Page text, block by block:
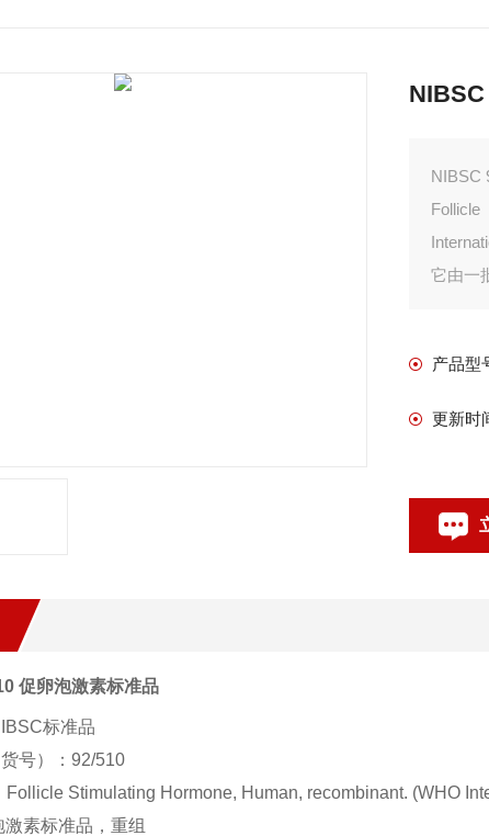
NIBSC
它由一
产品型
更新时
促卵泡激素标准品
标准品
号）：92/510
Follicle Stimulating Hormone, Human, recombinant. (WHO
素标准品，重组